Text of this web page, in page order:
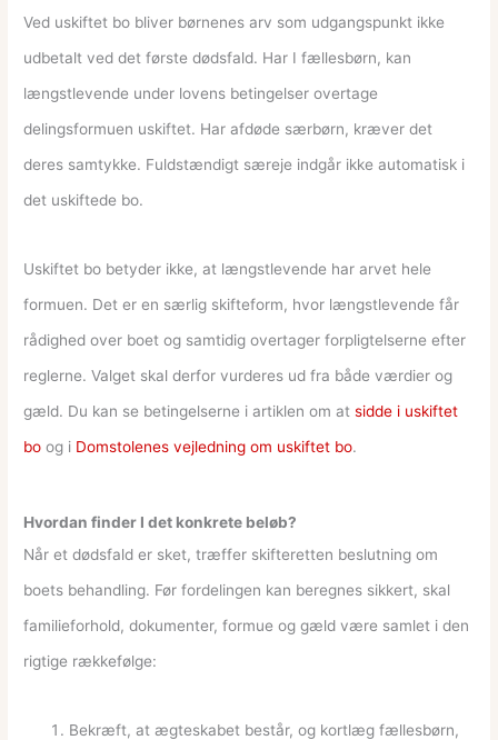
Ved uskiftet bo bliver børnenes arv som udgangspunkt ikke
udbetalt ved det første dødsfald. Har I fællesbørn, kan
længstlevende under lovens betingelser overtage
delingsformuen uskiftet. Har afdøde særbørn, kræver det
deres samtykke. Fuldstændigt særeje indgår ikke automatisk i
det uskiftede bo.
Uskiftet bo betyder ikke, at længstlevende har arvet hele
formuen. Det er en særlig skifteform, hvor længstlevende får
rådighed over boet og samtidig overtager forpligtelserne efter
reglerne. Valget skal derfor vurderes ud fra både værdier og
gæld. Du kan se betingelserne i artiklen om atsidde i uskiftet
bo og i Domstolenes vejledning om uskiftet bo.
Hvordan finder I det konkrete beløb?
Når et dødsfald er sket, træffer skifteretten beslutning om
boets behandling. Før fordelingen kan beregnes sikkert, skal
familieforhold, dokumenter, formue og gæld være samlet i den
rigtige rækkefølge:
Bekræft, at ægteskabet består, og kortlæg fællesbørn,